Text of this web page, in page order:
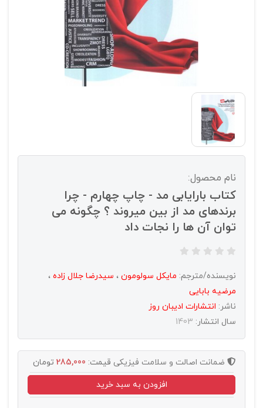
نام محصول:
کتاب بارایابی مد - چاپ چهارم - چرا
برندهای مد از بین میروند ؟ چگونه می
توان آن ها را نجات داد
نویسنده/مترجم: مایکل سولومون ، سیدرضا جلال زاده ،
مرضیه بابایی
ناشر: انتشارات اديبان روز
سال انتشار: 1403
ضمانت اصالت و سلامت فیزیکی قیمت: 285,000 تومان
افزودن به سبد خرید